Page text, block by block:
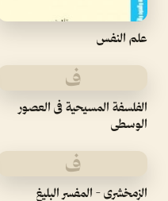
علم النفس
ف
الفلسفة المسيحية فى العصور
الوسطى
ف
الزمخشرى - المفسر البليغ